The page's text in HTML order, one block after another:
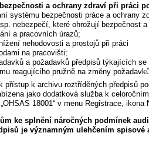
a ochrany zdraví při práci
systému bezpečnosti práce a ochrany
nebezpečí, které ohrožují bezpečnost
a pracovních úrazů;
nehodovosti a prostojů při práci
na pracovišti;
a požadavků předpisů týkajících
reagujícího pružně na změny
k archivu roztříděných předpisů
jako dodatková služba k
18001“ v menu Registrace,
ke splnění náročných podmínek
je významným ulehčením spisové